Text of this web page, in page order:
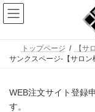
コ
ン
テ
ナ
ビ
ゲ
トップページ
【サ
サンクスページ-【サロ
WEB注文サイト登録
す。